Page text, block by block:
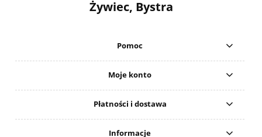
Żywiec, Bystra
Pomoc
Moje konto
Płatności i dostawa
Informacje